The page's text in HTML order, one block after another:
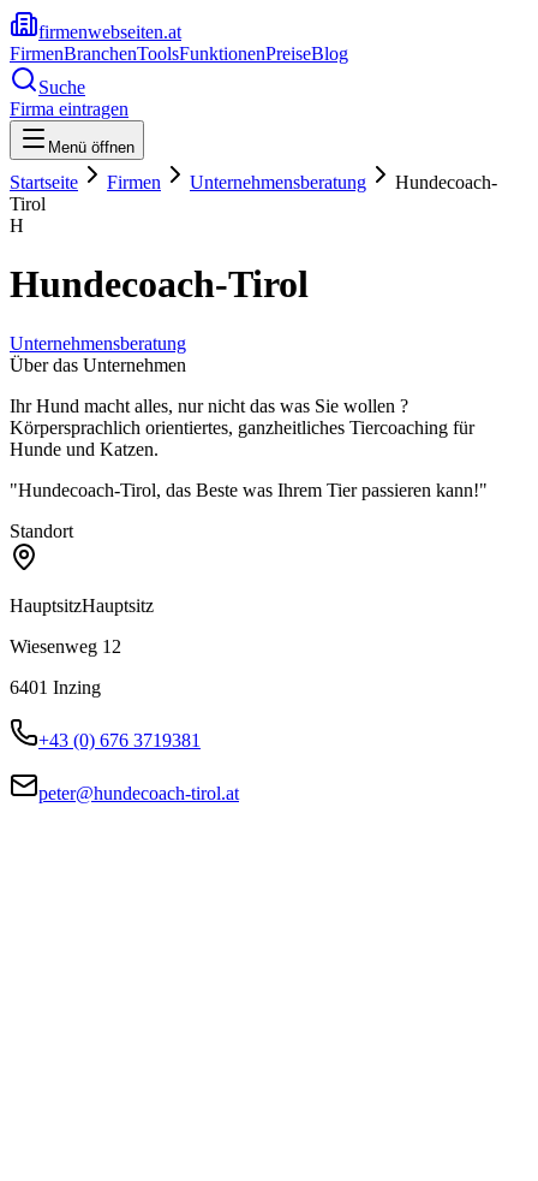
firmenwebseiten.at
FirmenBranchenToolsFunktionenPreiseBlog
Suche
Firma eintragen
Menü öffnen
Startseite Firmen Unternehmensberatung
Hundecoach-
Tirol
H
Hundecoach-Tirol
Unternehmensberatung
Über das Unternehmen
Ihr Hund macht alles, nur nicht das was Sie wollen ?
Körpersprachlich orientiertes, ganzheitliches Tiercoaching für
Hunde und Katzen.
"Hundecoach-Tirol, das Beste was Ihrem Tier passieren kann!"
Standort
HauptsitzHauptsitz
Wiesenweg 12
6401 Inzing
+43 (0) 676 3719381
peter@hundecoach-tirol.at